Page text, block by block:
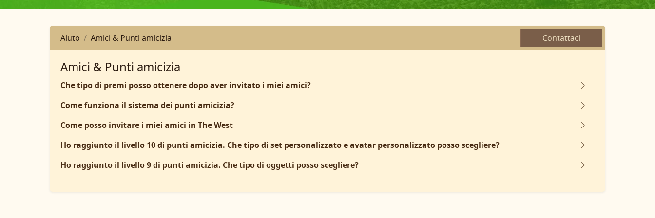
Aiuto Amici & Punti amicizia Contattaci
Amici & Punti amicizia
Che tipo di premi posso ottenere dopo aver invitato i miei amici?
Come funziona il sistema dei punti amicizia?
Come posso invitare i miei amici in The West
Ho raggiunto il livello 10 di punti amicizia. Che tipo di set personalizzato e avatar personalizzato posso scegliere?
Ho raggiunto il livello 9 di punti amicizia. Che tipo di oggetti posso scegliere?